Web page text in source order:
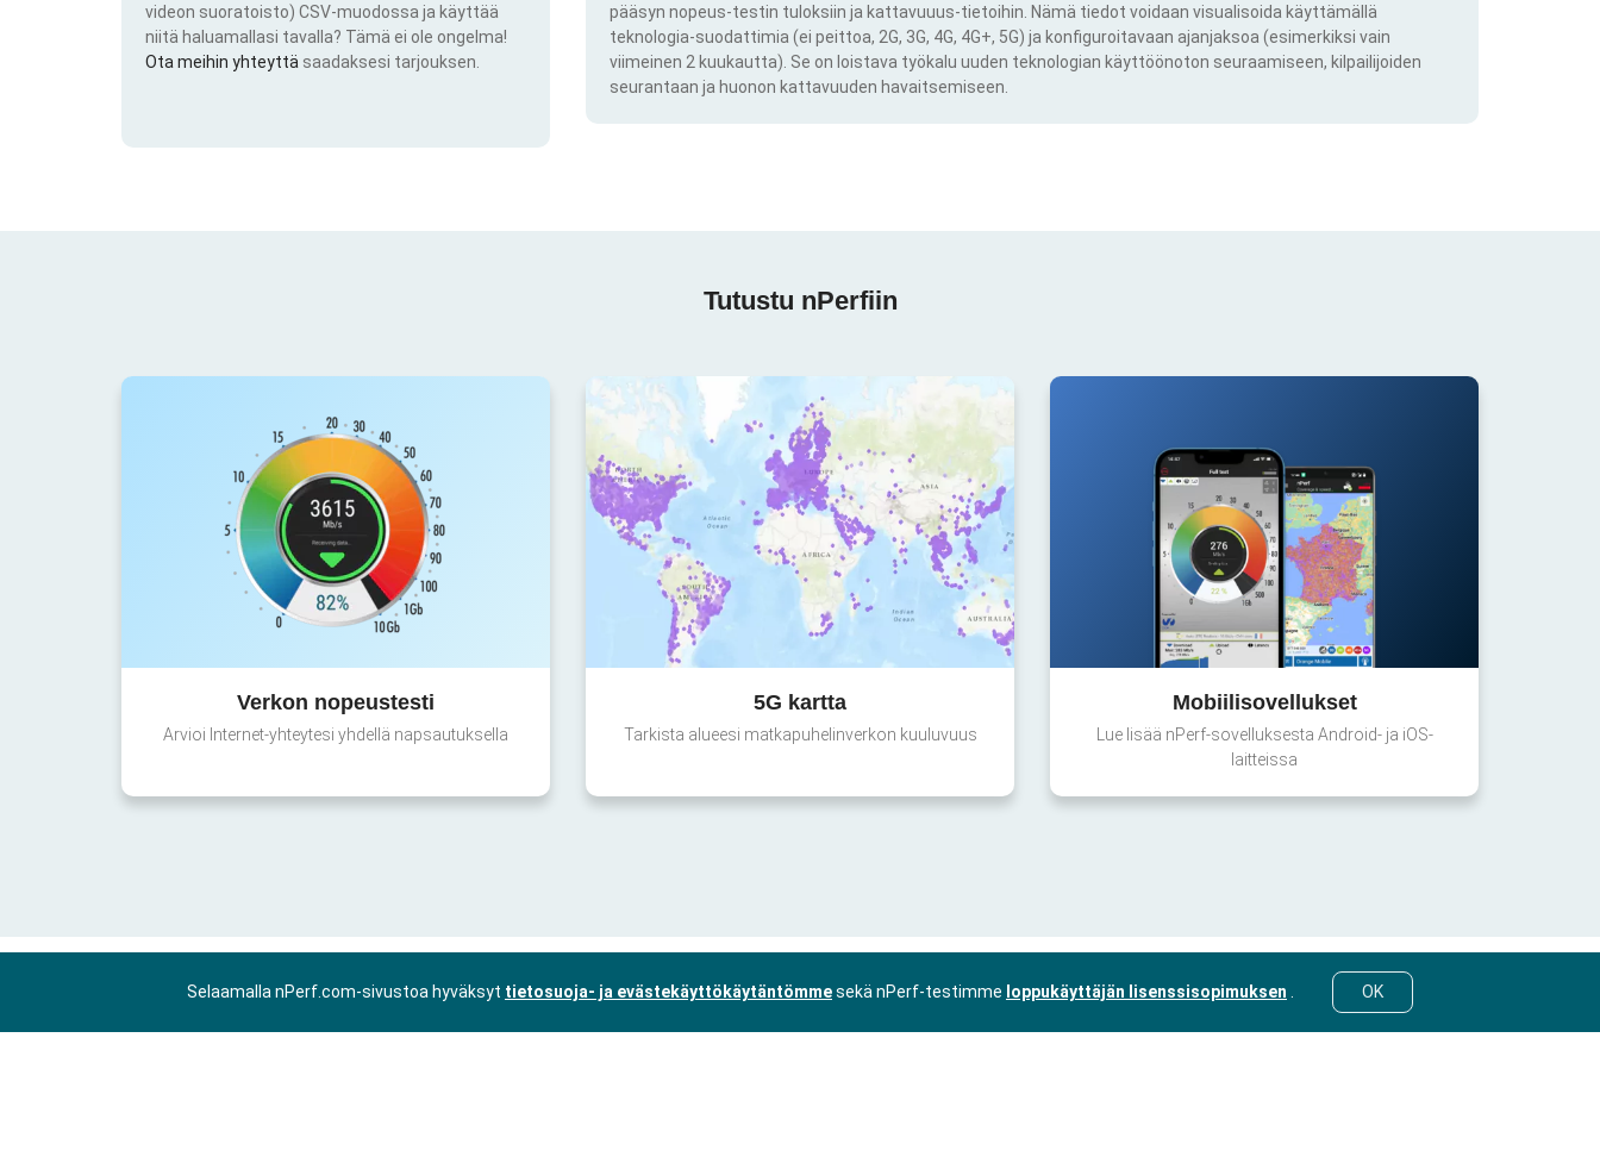
videon suoratoisto) CSV-muodossa ja käyttää
niitä haluamallasi tavalla? Tämä ei ole ongelma!
Ota meihin yhteyttä saadaksesi tarjouksen.
pääsyn nopeus-testin tuloksiin ja kattavuuus-tietoihin. Nämä tiedot voidaan visualisoida käyttämällä
teknologia-suodattimia (ei peittoa, 2G, 3G, 4G, 4G+, 5G) ja konfiguroitavaan ajanjaksoa (esimerkiksi vain
viimeinen 2 kuukautta). Se on loistava työkalu uuden teknologian käyttöönoton seuraamiseen, kilpailijoiden
seurantaan ja huonon kattavuuden havaitsemiseen.
Tutustu nPerfiin
Verkon nopeustesti
Arvioi Internet-yhteytesi yhdellä napsautuksella
5G kartta
Tarkista alueesi matkapuhelinverkon kuuluvuus
Mobiilisovellukset
Lue lisää nPerf-sovelluksesta Android- ja iOS-
laitteissa
Selaamalla nPerf.com-sivustoa hyväksyt tietosuoja- ja evästekäyttökäytäntömmesekä nPerf-testimme loppukäyttäjän lisenssisopimuksen OK